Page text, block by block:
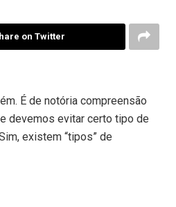
on Twitter
É de notória compreensão
devemos evitar certo tipo de
existem “tipos” de